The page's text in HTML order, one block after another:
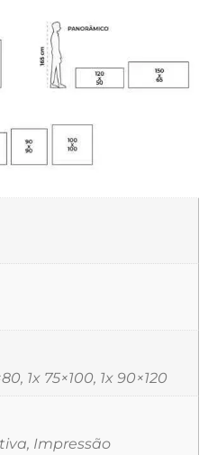
1x 75×100, 1x 90×120
Impressão